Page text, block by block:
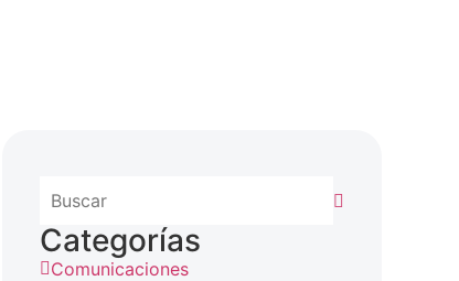
Categorías
Comunicaciones